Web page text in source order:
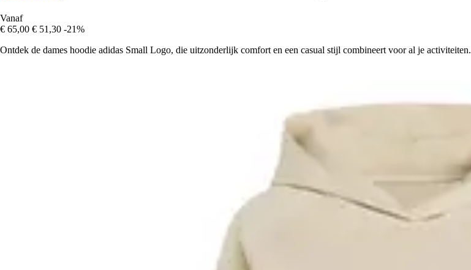
Vanaf
€ 65,00 € 51,30 -21%
Ontdek de dames hoodie adidas Small Logo, die uitzonderlijk comfort en een casual stijl combineert voor al je activiteiten.